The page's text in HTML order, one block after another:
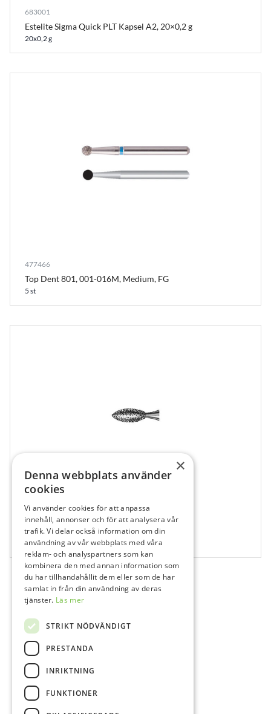
683001
Estelite Sigma Quick PLT Kapsel A2, 20×0,2 g
20x0,2 g
477466
Top Dent 801, 001-016M, Medium, FG
5 st
460574
368, 023, Fin, VST
5 st
×
Denna webbplats använder
cookies
Vi använder cookies för att anpassa
innehåll, annonser och för att analysera vår
trafik. Vi delar också information om din
användning av vår webbplats med våra
reklam- och analyspartners som kan
kombinera den med annan information som
du har tillhandahållit dem eller som de har
samlat in från din användning av deras
tjänster. Läs mer
STRIKT NÖDVÄNDIGT
PRESTANDA
INRIKTNING
FUNKTIONER